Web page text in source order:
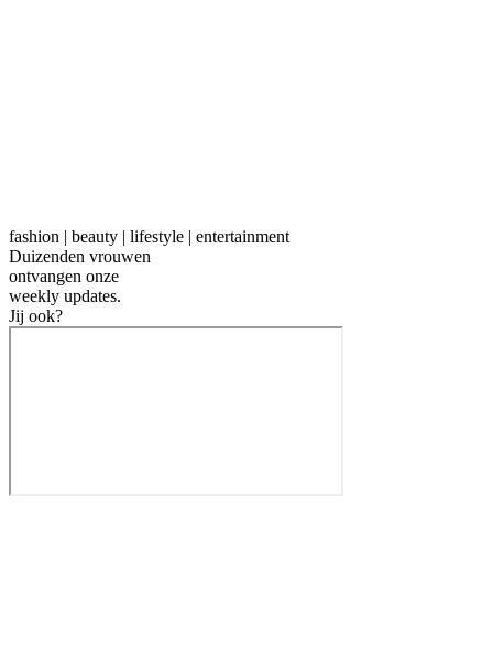
fashion | beauty | lifestyle | entertainment
Duizenden vrouwen
ontvangen onze
weekly updates.
Jij ook?